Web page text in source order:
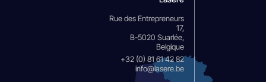
Rue des Entrepreneurs
17,
B-5020 Suarlée,
Belgique
+32 (0) 81 61 42 82
info@lasere.be